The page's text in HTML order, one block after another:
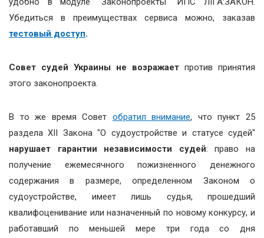
Убедиться в преимуществах сервиса можно, заказав
тестовый доступ.
Совет судей Украины не возражает против принятия
этого законопроекта.
В то же время Совет обратил внимание, что пункт 25
раздела XII Закона "О судоустройстве и статусе судей"
нарушает гарантии независимости судей: право на
получение ежемесячного пожизненного денежного
содержания в размере, определенном Законом о
судоустройстве, имеет лишь судья, прошедший
квалифоценивание или назначенный по новому конкурсу, и
работавший по меньшей мере три года со дня